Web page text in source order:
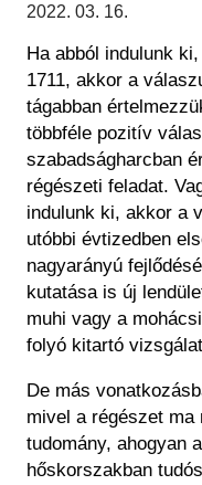
Régészet
Felnőttképzés
Közérdekű adatok
Történeti Fényképtár
Éremtár
Adattár
Központi Könyvtár
2022. 03. 16.
Ha abból indulunk
1711, akkor a
tágabban
többféle pozitív
szabadságharcban
régészeti feladat.
indulunk ki, akkor a
utóbbi évtizedben
nagyarányú
kutatása is új
muhi vagy a
folyó kitartó
De más
mivel a régészet ma
tudomány, ahogyan
hőskorszakban